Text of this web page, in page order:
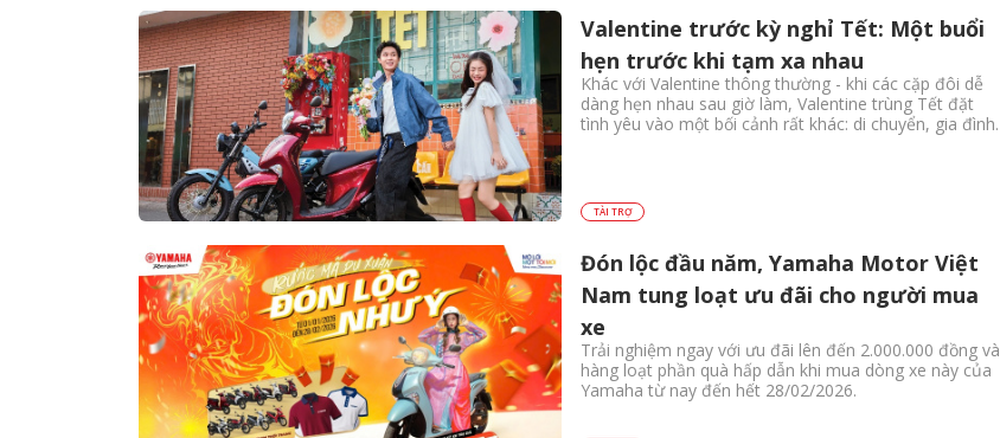
Valentine trước kỳ nghỉ Tết: Một buổi
hẹn trước khi tạm xa nhau
Khác với Valentine thông thường - khi các cặp đôi dễ
dàng hẹn nhau sau giờ làm, Valentine trùng Tết đặt
tình yêu vào một bối cảnh rất khác: di chuyển, gia đình.
TÀI TRỢ
Đón lộc đầu năm, Yamaha Motor Việt
Nam tung loạt ưu đãi cho người mua
xe
Trải nghiệm ngay với ưu đãi lên đến 2.000.000 đồng và
hàng loạt phần quà hấp dẫn khi mua dòng xe này của
Yamaha từ nay đến hết 28/02/2026.